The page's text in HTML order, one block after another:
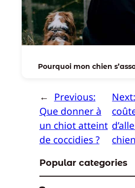
Pourquoi mon chien
← Previous:
Que donner à
un chiot atteint
de coccidies ?
Next:
Popular categories